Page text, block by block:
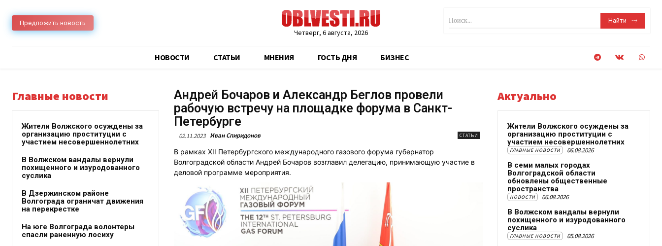
Предложить новость
Четверг, 6 августа, 2026
Поиск... Найти
НОВОСТИ CТАТЬИ МНЕНИЯ ГОСТЬ ДНЯ БИЗНЕС
Главные новости
Жители Волжского осуждены за
организацию проституции с
участием несовершеннолетних
В Волжском вандалы вернули
похищенного и изуродованного
суслика
В Дзержинском районе
Волгограда ограничат движения
на перекрестке
На юге Волгограда волонтеры
спасли раненную лосиху
Андрей Бочаров и Александр Беглов провели
рабочую встречу на площадке форума в Санкт-
Петербурге
02.11.2023 Иван Спиридонов СТАТЬИ
В рамках XII Петербургского международного газового форума губернатор
Волгоградской области Андрей Бочаров возглавил делегацию, принимающую участие в
деловой программе мероприятия.
Актуально
Жители Волжского осуждены за
организацию проституции с
участием несовершеннолетних
ГЛАВНЫЕ НОВОСТИ 06.08.2026
В семи малых городах
Волгоградской области
обновлены общественные
пространства
НОВОСТИ 06.08.2026
В Волжском вандалы вернули
похищенного и изуродованного
суслика
ГЛАВНЫЕ НОВОСТИ 05.08.2026